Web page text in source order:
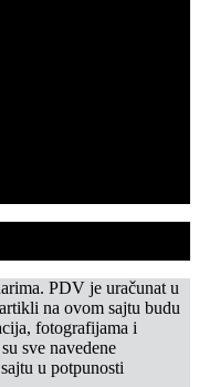
PDV je uračunat u
na ovom sajtu budu
fotografijama i
sve navedene
u potpunosti